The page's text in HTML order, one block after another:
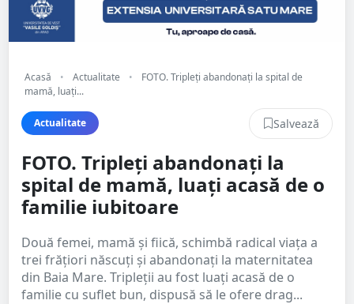
Acasă • Actualitate •
FOTO. Tripleți abandonați la spital de
mamă, luați...
Actualitate Salvează
FOTO. Tripleți abandonați la
spital de mamă, luați acasă de o
familie iubitoare
Două femei, mamă și fiică, schimbă radical viața a
trei frățiori născuți și abandonați la maternitatea
din Baia Mare. Tripleții au fost luați acasă de o
familie cu suflet bun, dispusă să le ofere drag...